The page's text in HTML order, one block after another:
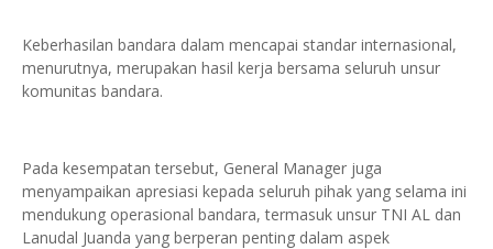
Keberhasilan bandara dalam mencapai standar internasional,
menurutnya, merupakan hasil kerja bersama seluruh unsur
komunitas bandara.
‎Pada kesempatan tersebut, General Manager juga
menyampaikan apresiasi kepada seluruh pihak yang selama ini
mendukung operasional bandara, termasuk unsur TNI AL dan
Lanudal Juanda yang berperan penting dalam aspek